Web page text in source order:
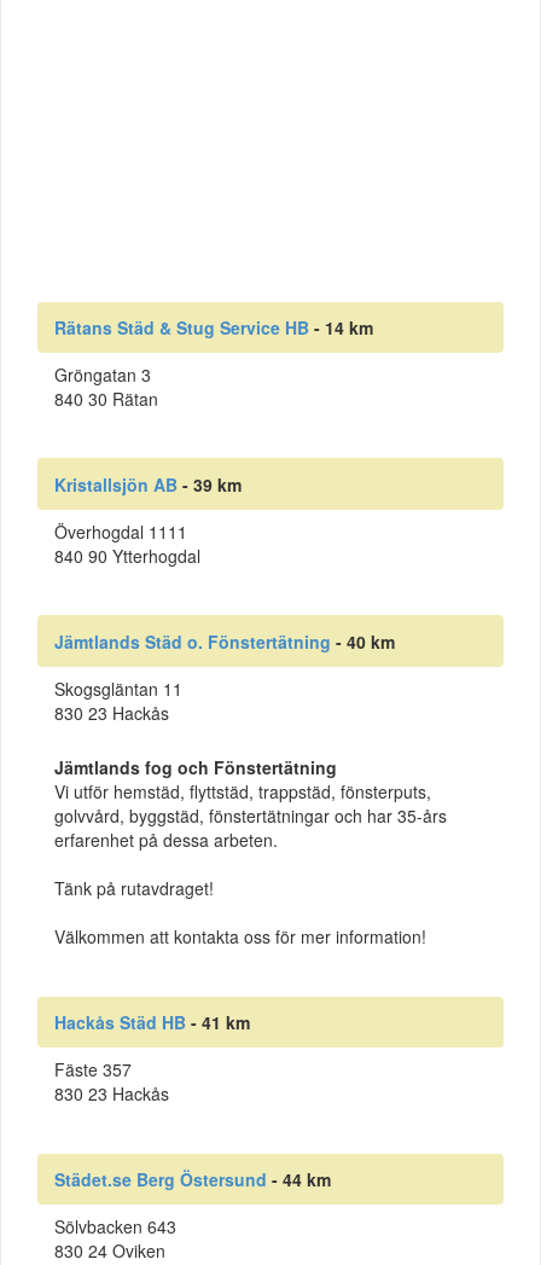
Rätans Städ & Stug Service HB - 14 km
Gröngatan 3
840 30 Rätan
Kristallsjön AB - 39 km
Överhogdal 1111
840 90 Ytterhogdal
Jämtlands Städ o. Fönstertätning - 40 km
Skogsgläntan 11
830 23 Hackås
Jämtlands fog och Fönstertätning
Vi utför hemstäd, flyttstäd, trappstäd, fönsterputs,
golvvård, byggstäd, fönstertätningar och har 35-års
erfarenhet på dessa arbeten.
Tänk på rutavdraget!
Välkommen att kontakta oss för mer information!
Hackås Städ HB - 41 km
Fäste 357
830 23 Hackås
Städet.se Berg Östersund - 44 km
Sölvbacken 643
830 24 Oviken